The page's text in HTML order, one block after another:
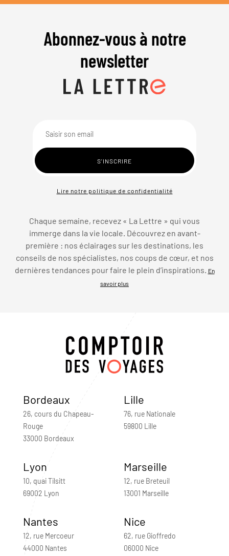
Abonnez-vous à notre
newsletter
Lire notre politique de confidentialité
Chaque semaine, recevez « La Lettre » qui vous
immerge dans la vie locale. Découvrez en avant-
première : nos éclairages sur les destinations, les
conseils de nos spécialistes, nos coups de cœur, et nos
dernières tendances pour faire le plein d’inspirations.
En
savoir plus
Bordeaux
26, cours du Chapeau-
Rouge
33000 Bordeaux
Lille
76, rue Nationale
59800 Lille
Lyon
10, quai Tilsitt
69002 Lyon
Marseille
12, rue Breteuil
13001 Marseille
Nantes
12, rue Mercoeur
44000 Nantes
Nice
62, rue Gioffredo
06000 Nice